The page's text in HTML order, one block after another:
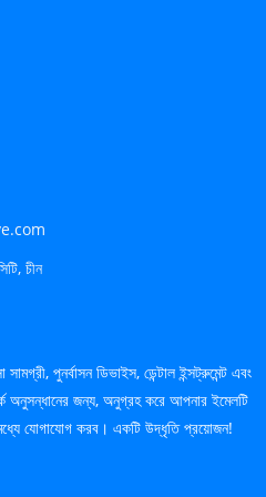
চীন
পুনর্বাসন ডিভাইস, ডেন্টাল ইন্সট্রুমেন্ট এবং
অনুসন্ধানের জন্য, অনুগ্রহ করে আপনার ইমেলটি
যোগাযোগ করব। একটি উদ্ধৃতি প্রয়োজন!